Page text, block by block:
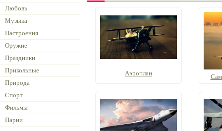
Любовь
Музыка
Настроения
Оружие
Праздники
Прикольные
Природа
Спорт
Фильмы
Парни
Аэроплан